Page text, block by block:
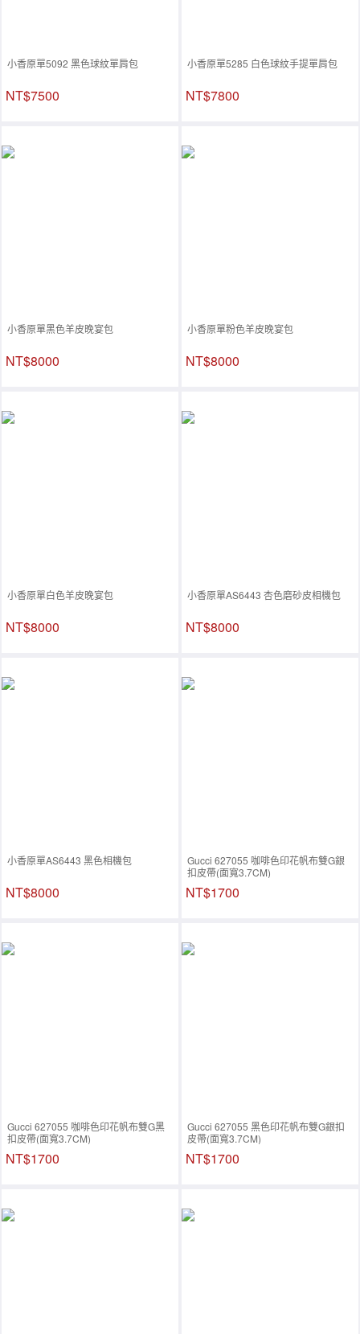
小香原單5092 黑色球紋單肩包
NT$7500
小香原單5285 白色球紋手提單肩包
NT$7800
小香原單黑色羊皮晚宴包
NT$8000
小香原單粉色羊皮晚宴包
NT$8000
小香原單白色羊皮晚宴包
NT$8000
小香原單AS6443 杏色磨砂皮相機包
NT$8000
小香原單AS6443 黑色相機包
NT$8000
Gucci 627055 咖啡色印花帆布雙G銀
扣皮帶(面寬3.7CM)
NT$1700
Gucci 627055 咖啡色印花帆布雙G黑
扣皮帶(面寬3.7CM)
NT$1700
Gucci 627055 黑色印花帆布雙G銀扣
皮帶(面寬3.7CM)
NT$1700